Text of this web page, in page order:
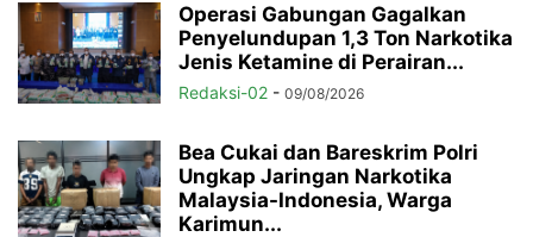
Operasi Gabungan Gagalkan
Penyelundupan 1,3 Ton Narkotika
Jenis Ketamine di Perairan...
Redaksi-02 - 09/08/2026
Bea Cukai dan Bareskrim Polri
Ungkap Jaringan Narkotika
Malaysia-Indonesia, Warga
Karimun...